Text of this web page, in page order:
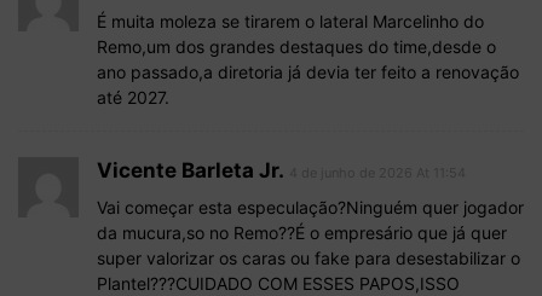
É muita moleza se tirarem o lateral Marcelinho do
Remo,um dos grandes destaques do time,desde o
ano passado,a diretoria já devia ter feito a renovação
até 2027.
Vicente Barleta Jr.
Vai começar esta especulação?Ninguém quer jogador
da mucura,so no Remo??É o empresário que já quer
super valorizar os caras ou fake para desestabilizar o
Plantel???CUIDADO COM ESSES PAPOS,ISSO